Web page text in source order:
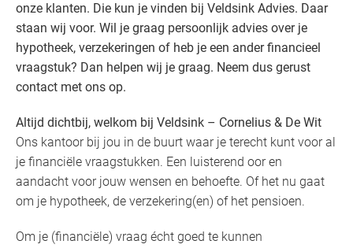
onze klanten. Die kun je vinden bij Veldsink Advies. Daar
staan wij voor. Wil je graag persoonlijk advies over je
hypotheek, verzekeringen of heb je een ander financieel
vraagstuk? Dan helpen wij je graag. Neem dus gerust
contact met ons op.
Altijd dichtbij, welkom bij Veldsink – Cornelius & De Wit
Ons kantoor bij jou in de buurt waar je terecht kunt voor al
je financiële vraagstukken. Een luisterend oor en
aandacht voor jouw wensen en behoefte. Of het nu gaat
om je hypotheek, de verzekering(en) of het pensioen.
Om je (financiële) vraag écht goed te kunnen